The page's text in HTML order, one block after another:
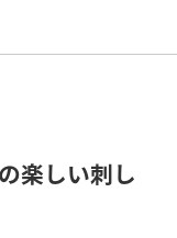
楽しい刺し